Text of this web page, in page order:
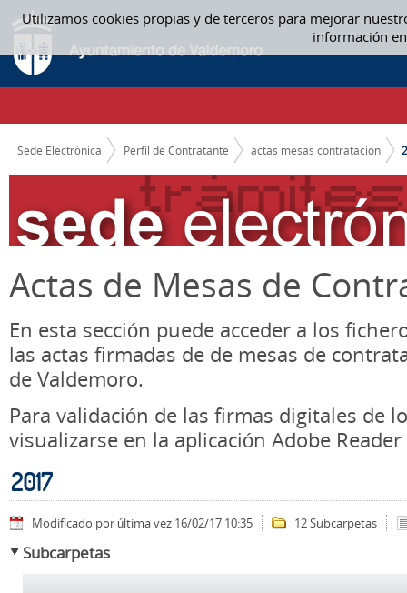
Utilizamos cookies propias y de terceros para mejorar
información
Saltar al contenido
2017 - ACTAS MESAS CONTRATACION
CAMINO DE MIGAS
Sede Electrónica Perfil de Contratante actas mesas contratacion
Actas de Mesas de
En esta sección puede acceder a los
las actas firmadas de de mesas de
de Valdemoro.
Para validación de las firmas digitales de
visualizarse en la aplicación Adobe Reader
2017
Modificado por última vez 16/02/17 10:35 12 Subcarpetas
Subcarpetas